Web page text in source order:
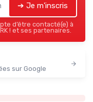
➔ Je m'inscris
d’être contacté(e) à
! et ses partenaires.
sur Google